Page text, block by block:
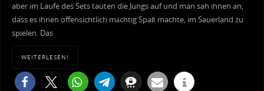
aber im Laufe des Sets tauten die Jungs auf und man sah ihnen an,
dass es ihnen offensichtlich mächtig Spaß machte, im Sauerland zu
spielen. Das
WEITERLESEN!